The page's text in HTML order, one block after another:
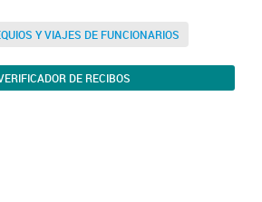
Y VIAJES DE FUNCIONARIOS
DE RECIBOS